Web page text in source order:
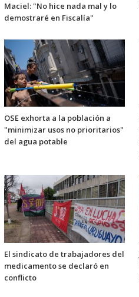
Maciel: "No hice nada mal y lo
demostraré en Fiscalía"
OSE exhorta a la población a
"minimizar usos no prioritarios"
del agua potable
El sindicato de trabajadores del
medicamento se declaró en
conflicto